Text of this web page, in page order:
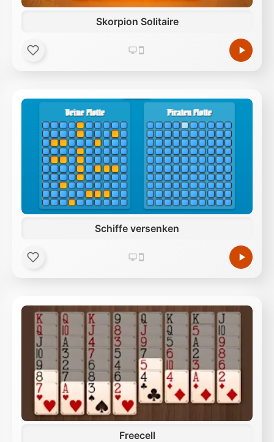
Skorpion Solitaire
Schiffe versenken
Freecell